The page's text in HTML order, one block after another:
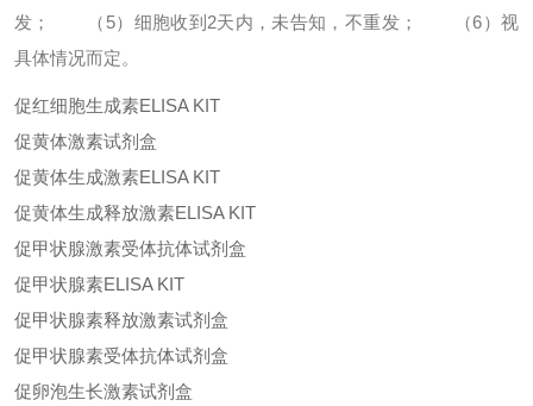
发；
（5）细胞收到2天内，未告知，不重发；
（6）视
具体情况而定。
促红细胞生成素ELISA KIT
促黄体激素试剂盒
促黄体生成激素ELISA KIT
促黄体生成释放激素ELISA KIT
促甲状腺激素受体抗体试剂盒
促甲状腺素ELISA KIT
促甲状腺素释放激素试剂盒
促甲状腺素受体抗体试剂盒
促卵泡生长激素试剂盒